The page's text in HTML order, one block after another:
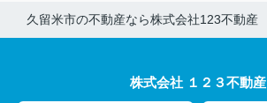
久留米市の不動産なら株式会社123不動産
株式会社 １２３不動産